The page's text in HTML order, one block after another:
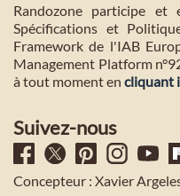
Randozone participe et
Spécifications et
Framework de l'IAB
Management Platform
à tout moment en cliquant
Suivez-nous
Concepteur : Xavier